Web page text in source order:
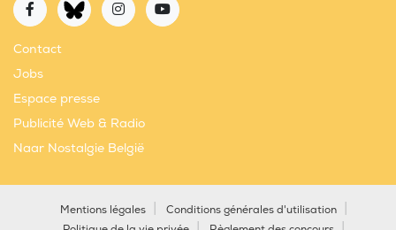
Contact
Jobs
Espace presse
Publicité Web & Radio
Naar Nostalgie België
Mentions légales
Conditions générales d'utilisation